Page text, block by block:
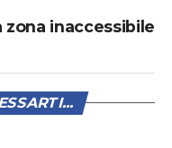
zona inaccessibile